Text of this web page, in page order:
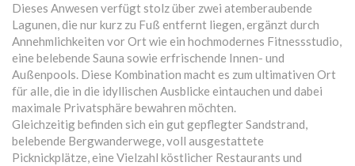
Dieses Anwesen verfügt stolz über zwei atemberaubende
Lagunen, die nur kurz zu Fuß entfernt liegen, ergänzt durch
Annehmlichkeiten vor Ort wie ein hochmodernes Fitnessstudio,
eine belebende Sauna sowie erfrischende Innen- und
Außenpools. Diese Kombination macht es zum ultimativen Ort
für alle, die in die idyllischen Ausblicke eintauchen und dabei
maximale Privatsphäre bewahren möchten.
Gleichzeitig befinden sich ein gut gepflegter Sandstrand,
belebende Bergwanderwege, voll ausgestattete
Picknickplätze, eine Vielzahl köstlicher Restaurants und